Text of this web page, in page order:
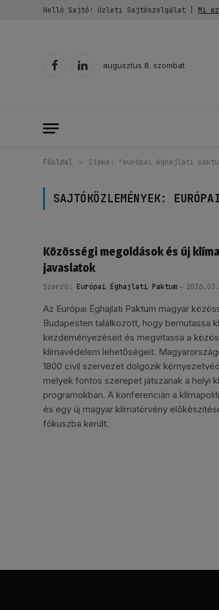
Helló Sajtó! Üzleti Sajtószolgálat | Mi
FacebookLinkedIn
augusztus 8. szombat
Főoldal » Címke: "európai éghajlati
SAJTÓKÖZLEMÉNYEK:
Közösségi megoldások és új
javaslatok
Szerző: Európai Éghajlati Paktum
Az Európai Éghajlati Paktum magyar
Budapesten találkozott, hogy bemutassa
kezdeményezéseit és megvitassa a
klímavédelem lehetőségeit.
1800 civil szervezet dolgozik
melyek fontos szerepet játszanak a helyi
programokban. A konferencián a
és egy új magyar klímatörvény
fókuszba került.